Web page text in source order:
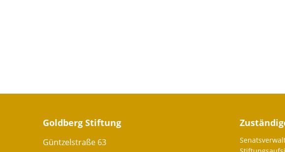
Goldberg Stiftung
Güntzelstraße 63